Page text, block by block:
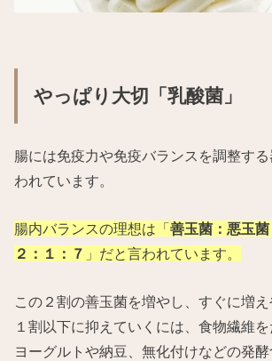
やっぱり大切「乳酸菌」
腸には免疫力や免疫バランスを調整す
われています。
腸内バランスの理想は「善玉菌：悪玉
２：１：７ 」だと言われています。
この２割の善玉菌を増やし、すぐに増
１割以下に抑えていくには、食物繊維を
ヨーグルトや納豆、無化付けなどの発